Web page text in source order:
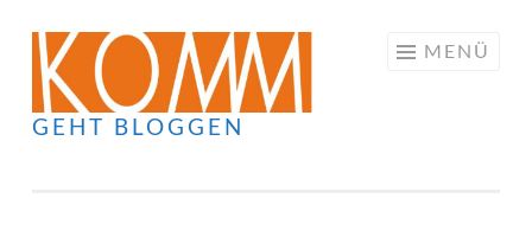
Springe
zum
Inhalt
GEHT BLOGGEN
MENÜ